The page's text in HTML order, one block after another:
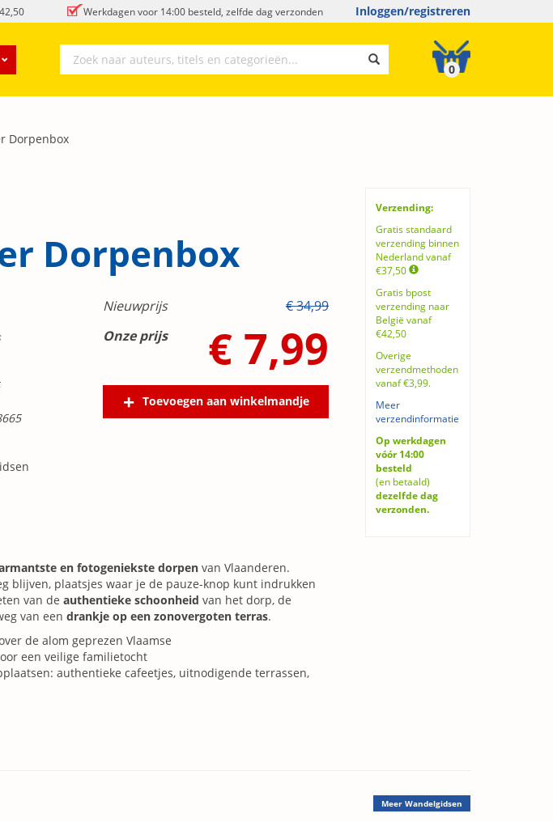
Werkdagen voor 14:00 besteld, zelfde dag verzonden Inloggen/registreren
0
Dorpenbox
Verzending:
Gratis standaard
verzending binnen
Nederland vanaf
€37,50
Gratis bpost
verzending naar
België vanaf
€42,50
Overige
verzendmethoden
vanaf €3,99.
Meer
verzendinformatie
Op werkdagen
vóór 14:00
besteld
(en betaald)
dezelfde dag
verzonden.
Dorpenbox
Nieuwprijs
€ 34,99
Onze prijs
€ 7,99
Toevoegen aan winkelmandje
en fotogeniekste dorpen van Vlaanderen.
blijven, plaatsjes waar je de pauze-knop kunt indrukken
van de authentieke schoonheid van het dorp, de
van een drankje op een zonovergoten terras.
de alom geprezen Vlaamse
een veilige familietocht
authentieke cafeetjes, uitnodigende terrassen,
Meer Wandelgidsen